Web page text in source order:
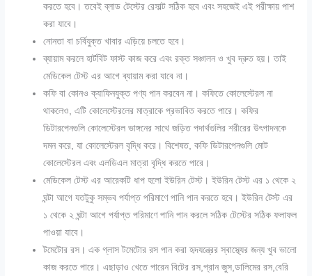
করতে হবে। তবেই ব্লাড টেস্টের রেসাল্ট সঠিক হবে এবং সহজেই এই পরীক্ষায় পাশ
করা যাবে।
নোনতা বা চর্বিযুক্ত খাবার এড়িয়ে চলতে হবে।
ব্যায়াম করলে হার্টবিট ফাস্ট কাজ করে এবং রক্ত সঞ্চালন ও খুব দ্রুত হয়। তাই
মেডিকেল টেস্ট এর আগে ব্যায়াম করা যাবে না।
কফি বা কোনও ক্যাফিনযুক্ত পণ্য পান করবেন না। কফিতে কোলেস্টেরল না
থাকলেও,এটি কোলেস্টেরলের মাত্রাকে প্রভাবিত করতে পারে। কফির
ডিটারপেনগুলি কোলেস্টেরল ভাঙ্গনের সাথে জড়িত পদার্থগুলির শরীরের উৎপাদনকে
দমন করে,যা কোলেস্টেরল বৃদ্ধি করে। বিশেষত,কফি ডিটারপেনগুলি মোট
কোলেস্টেরল এবং এলডিএল মাত্রা বৃদ্ধি করতে পারে।
মেডিকেল টেস্ট এর আরেকটি ধাপ হলো ইউরিন টেস্ট। ইউরিন টেস্ট এর ১ থেকে ২
ঘন্টা আগে যতটুকু সম্ভব পর্যাপ্ত পরিমাণে পানি পান করতে হবে। ইউরিন টেস্ট এর
১ থেকে ২ ঘন্টা আগে পর্যাপ্ত পরিমাণে পানি পান করলে সঠিক টেস্টের সঠিক ফলাফল
পাওয়া যাবে।
টমেটোর রস। এক গ্লাস টমেটোর রস পান করা হৃদযন্ত্রের স্বাস্থ্যের জন্য খুব ভালো
কাজ করতে পারে। এছাড়াও খেতে পারেনবিটের রস,প্রান জুস,ডালিমের রস,বেরি